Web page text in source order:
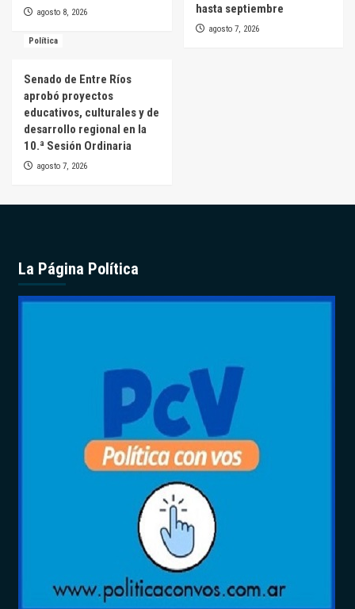
agosto 8, 2026
hasta septiembre
agosto 7, 2026
Política
Senado de Entre Ríos
aprobó proyectos
educativos, culturales y de
desarrollo regional en la
10.ª Sesión Ordinaria
agosto 7, 2026
La Página Política